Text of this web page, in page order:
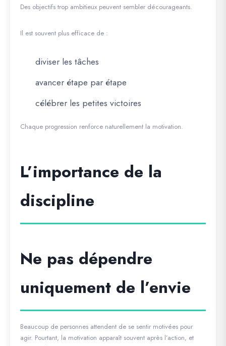
Des objectifs trop ambitieux peuvent sembler décourageants.
Il est souvent plus efficace de :
diviser les tâches
avancer étape par étape
célébrer les petites victoires
Chaque progression renforce naturellement la motivation.
L’importance de la
discipline
Ne pas dépendre
uniquement de l’envie
Beaucoup de personnes attendent de se sentir motivées pour
agir. Pourtant, la motivation apparaît souvent après l’action, et